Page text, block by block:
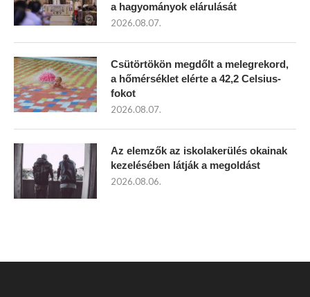
a hagyományok elárulását
2026.08.07.
Csütörtökön megdőlt a melegrekord,
a hőmérséklet elérte a 42,2 Celsius-
fokot
2026.08.07.
Az elemzők az iskolakerülés okainak
kezelésében látják a megoldást
2026.08.06.